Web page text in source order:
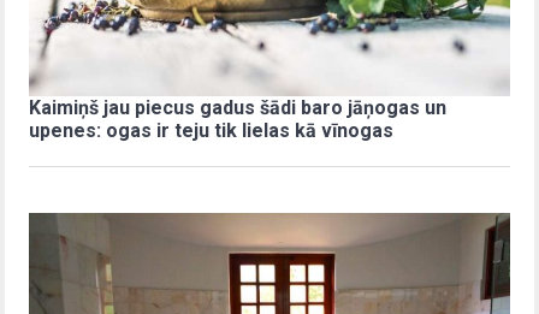
Kaimiņš jau piecus gadus šādi baro jāņogas un
upenes: ogas ir teju tik lielas kā vīnogas